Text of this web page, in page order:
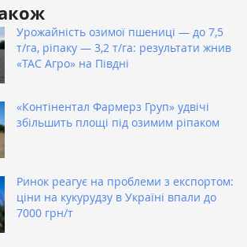
Урожайність озимої пшениці — до 7,5
т/га, ріпаку — 3,2 т/га: результати жнив
«ТАС Агро» на Півдні
«Контінентал Фармерз Груп» удвічі
збільшить площі під озимим ріпаком
Ринок реагує на проблеми з експортом:
ціни на кукурудзу в Україні впали до
7000 грн/т